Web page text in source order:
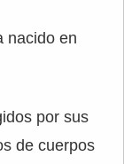
nacido en
por sus
de cuerpos